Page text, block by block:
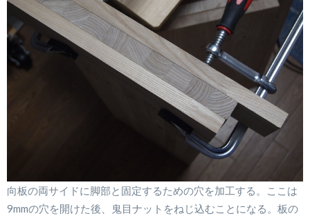
向板の両サイドに脚部と固定するための穴を加工する。ここは
9mmの穴を開けた後、鬼目ナットをねじ込むことになる。板の